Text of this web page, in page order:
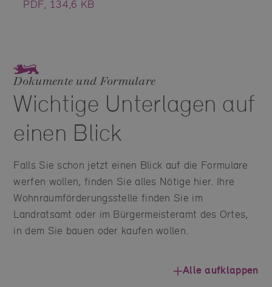
PDF, 134,6 KB
Dokumente und Formulare
Wichtige Unterlagen auf
einen Blick
Falls Sie schon jetzt einen Blick auf die Formulare
werfen wollen, finden Sie alles Nötige hier. Ihre
Wohnraumförderungsstelle finden Sie im
Landratsamt oder im Bürgermeisteramt des Ortes,
in dem Sie bauen oder kaufen wollen.
Alle aufklappen